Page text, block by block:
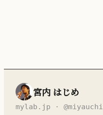
宮内 はじめ
mylab.jp · @miyauchi